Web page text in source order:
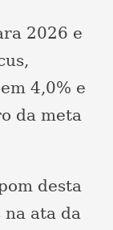
2026 e
4,0% e
da meta
desta
ata da